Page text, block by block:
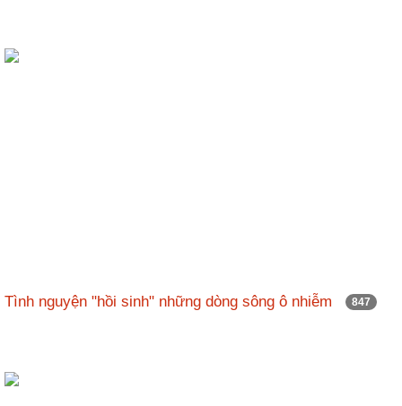
Tình nguyện "hồi sinh" những dòng sông ô nhiễm 847